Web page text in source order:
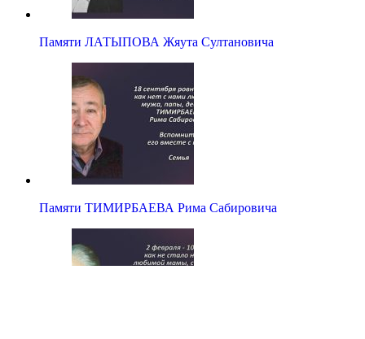
Памяти ЛАТЫПОВА Жяута Султановича
Памяти ТИМИРБАЕВА Рима Сабировича